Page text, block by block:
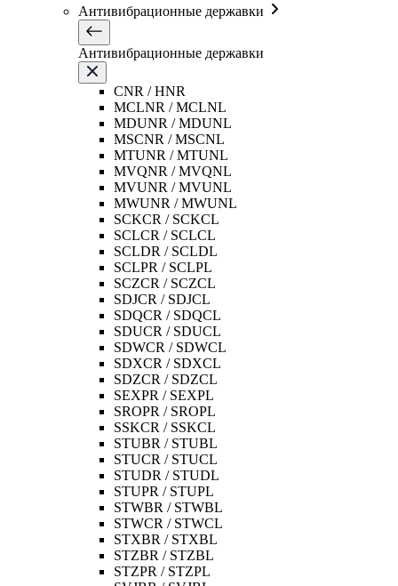
Антивибрационные державки
Антивибрационные державки
CNR / HNR
MCLNR / MCLNL
MDUNR / MDUNL
MSCNR / MSCNL
MTUNR / MTUNL
MVQNR / MVQNL
MVUNR / MVUNL
MWUNR / MWUNL
SCKCR / SCKCL
SCLCR / SCLCL
SCLDR / SCLDL
SCLPR / SCLPL
SCZCR / SCZCL
SDJCR / SDJCL
SDQCR / SDQCL
SDUCR / SDUCL
SDWCR / SDWCL
SDXCR / SDXCL
SDZCR / SDZCL
SEXPR / SEXPL
SROPR / SROPL
SSKCR / SSKCL
STUBR / STUBL
STUCR / STUCL
STUDR / STUDL
STUPR / STUPL
STWBR / STWBL
STWCR / STWCL
STXBR / STXBL
STZBR / STZBL
STZPR / STZPL